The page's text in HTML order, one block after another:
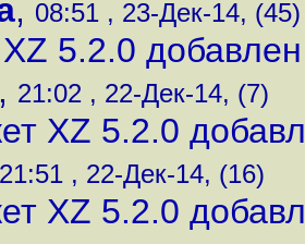
, 08:51 , 23-Дек-14, (45)
XZ 5.2.0
, 21:02 , 22-Дек-14, (7)
XZ 5.2.0
21:51 , 22-Дек-14, (16)
XZ 5.2.0